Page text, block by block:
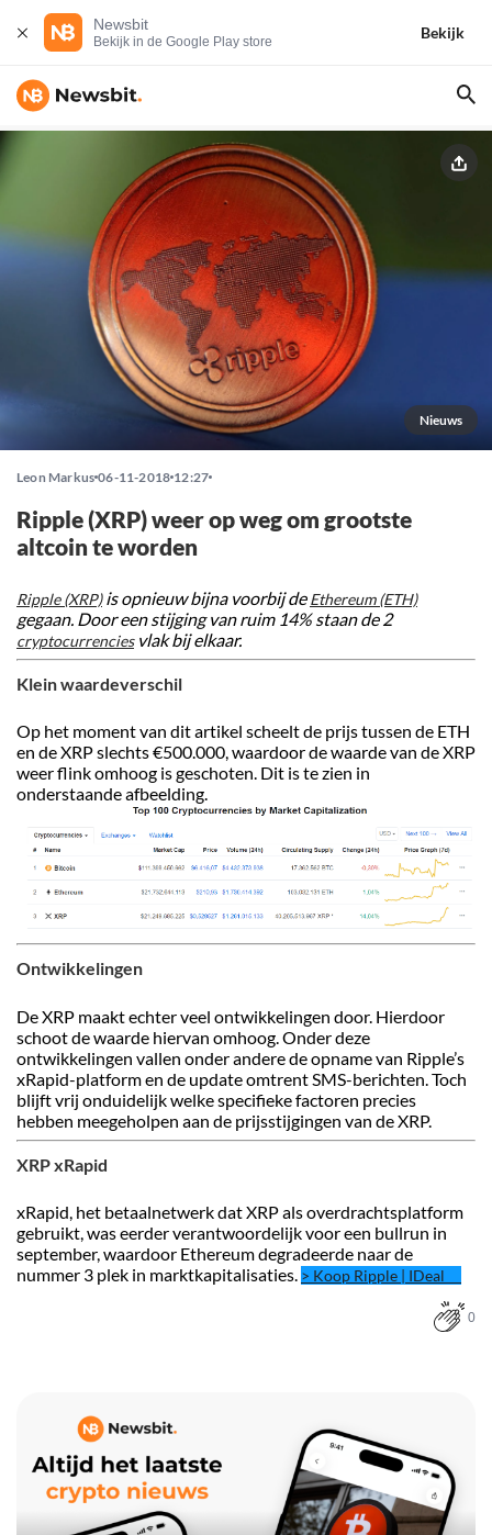
Newsbit
Bekijk in de Google Play store
Bekijk
Nieuws
Leon Markus 06-11-2018 12:27
Ripple (XRP) weer op weg om grootste
altcoin te worden
Ripple (XRP)is opnieuw bijna voorbij deEthereum (ETH)
gegaan. Door een stijging van ruim 14% staan de 2
cryptocurrenciesvlak bij elkaar.
Klein waardeverschil
Op het moment van dit artikel scheelt de prijs tussen de ETH
en de XRP slechts €500.000, waardoor de waarde van de XRP
weer flink omhoog is geschoten. Dit is te zien in
onderstaande afbeelding.
Ontwikkelingen
De XRP maakt echter veel ontwikkelingen door. Hierdoor
schoot de waarde hiervan omhoog. Onder deze
ontwikkelingen vallen onder andere de opname van Ripple’s
xRapid-platform en de update omtrent SMS-berichten. Toch
blijft vrij onduidelijk welke specifieke factoren precies
hebben meegeholpen aan de prijsstijgingen van de XRP.
XRP xRapid
xRapid, het betaalnetwerk dat XRP als overdrachtsplatform
gebruikt, was eerder verantwoordelijk voor een bullrun in
september, waardoor Ethereum degradeerde naar de
nummer 3 plek in marktkapitalisaties. > Koop Ripple | IDeal
0